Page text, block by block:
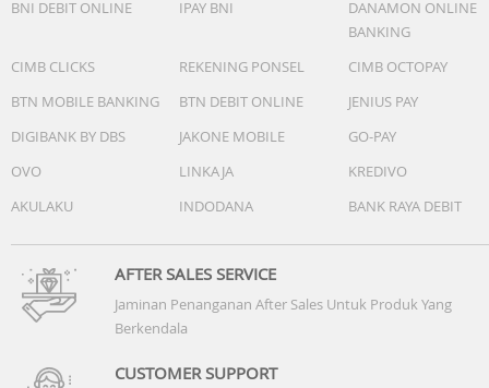
BNI DEBIT ONLINE
IPAY BNI
DANAMON ONLINE
BANKING
CIMB CLICKS
REKENING PONSEL
CIMB OCTOPAY
BTN MOBILE BANKING
BTN DEBIT ONLINE
JENIUS PAY
DIGIBANK BY DBS
JAKONE MOBILE
GO-PAY
OVO
LINKAJA
KREDIVO
AKULAKU
INDODANA BANK RAYA DEBIT
AFTER SALES SERVICE
Jaminan Penanganan After Sales Untuk Produk Yang
Berkendala
CUSTOMER SUPPORT